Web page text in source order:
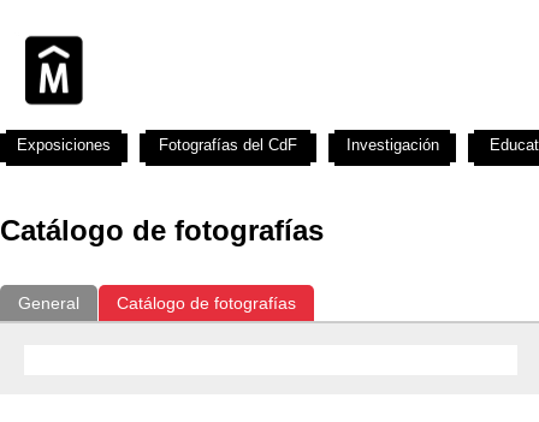
Catálogo de fotografías
General Catálogo de fotografías
Exposiciones Fotografías del CdF Investigación